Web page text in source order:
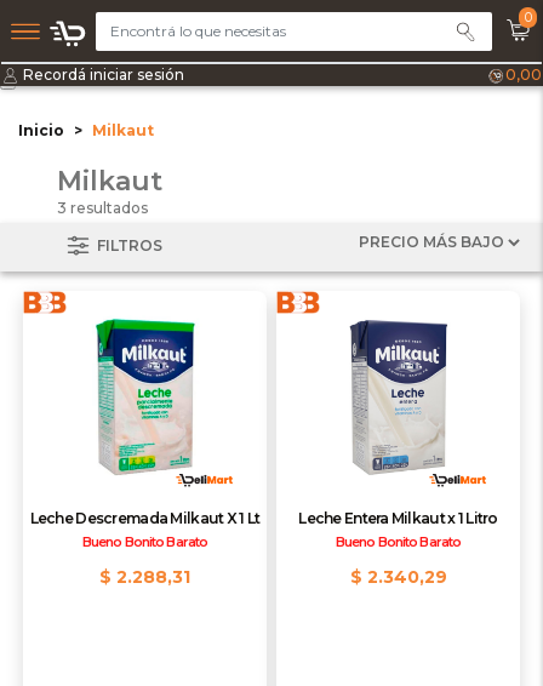
0
Recordá iniciar sesión 0,00
Inicio Milkaut
Milkaut
3 resultados
FILTROS
Leche Descremada Milkaut X 1 Lt
Bueno Bonito Barato
$ 2.288,31
Leche Entera Milkaut x 1 Litro
Bueno Bonito Barato
$ 2.340,29